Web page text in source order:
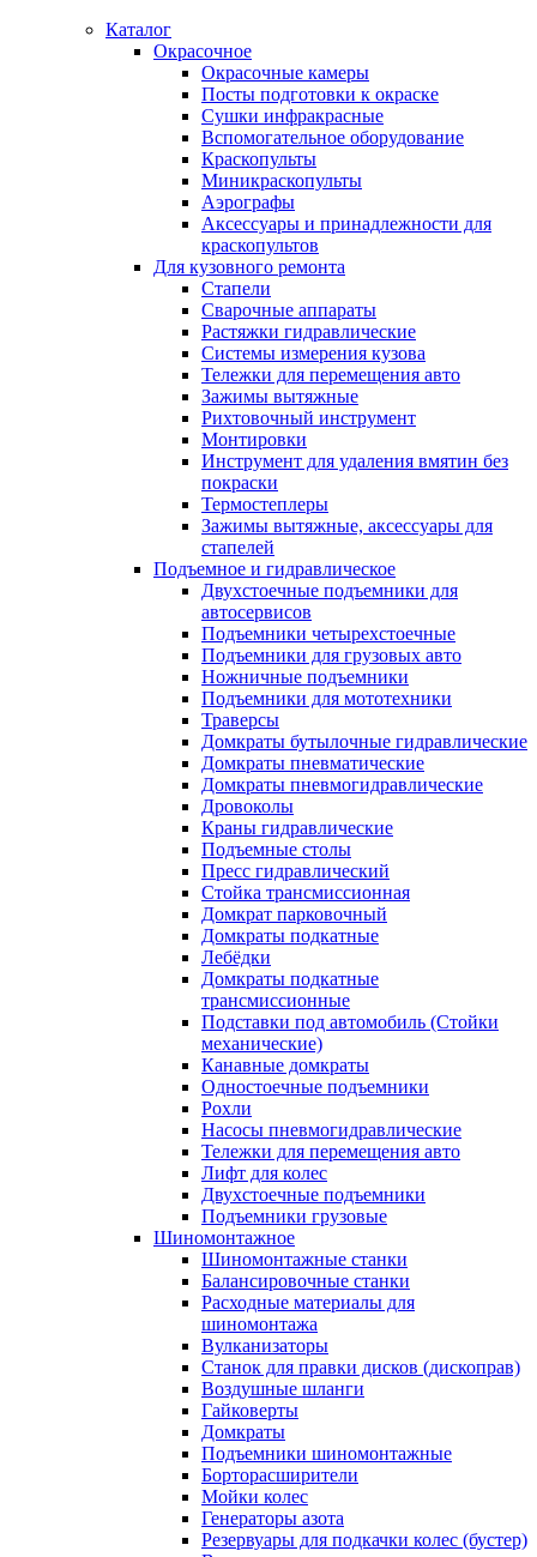
Каталог
Окрасочное
Окрасочные камеры
Посты подготовки к окраске
Сушки инфракрасные
Вспомогательное оборудование
Краскопульты
Миникраскопульты
Аэрографы
Аксессуары и принадлежности для
краскопультов
Для кузовного ремонта
Стапели
Сварочные аппараты
Растяжки гидравлические
Системы измерения кузова
Тележки для перемещения авто
Зажимы вытяжные
Рихтовочный инструмент
Монтировки
Инструмент для удаления вмятин без
покраски
Термостеплеры
Зажимы вытяжные, аксессуары для
стапелей
Подъемное и гидравлическое
Двухстоечные подъемники для
автосервисов
Подъемники четырехстоечные
Подъемники для грузовых авто
Ножничные подъемники
Подъемники для мототехники
Траверсы
Домкраты бутылочные гидравлические
Домкраты пневматические
Домкраты пневмогидравлические
Дровоколы
Краны гидравлические
Подъемные столы
Пресс гидравлический
Стойка трансмиссионная
Домкрат парковочный
Домкраты подкатные
Лебёдки
Домкраты подкатные
трансмиссионные
Подставки под автомобиль (Стойки
механические)
Канавные домкраты
Одностоечные подъемники
Рохли
Насосы пневмогидравлические
Тележки для перемещения авто
Лифт для колес
Двухстоечные подъемники
Подъемники грузовые
Шиномонтажное
Шиномонтажные станки
Балансировочные станки
Расходные материалы для
шиномонтажа
Вулканизаторы
Станок для правки дисков (дископрав)
Воздушные шланги
Гайковерты
Домкраты
Подъемники шиномонтажные
Борторасширители
Мойки колес
Генераторы азота
Резервуары для подкачки колес (бустер)